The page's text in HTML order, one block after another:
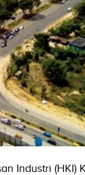
Industri (HKI)